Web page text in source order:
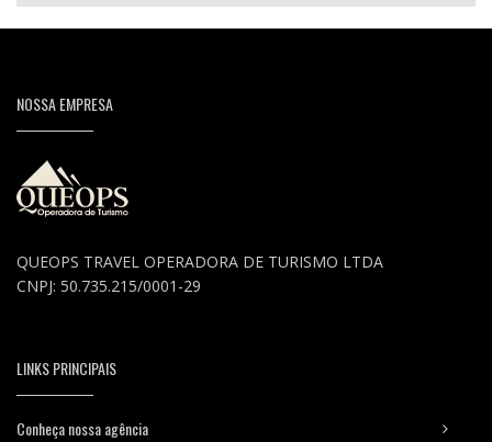
NOSSA EMPRESA
QUEOPS TRAVEL OPERADORA DE TURISMO LTDA
CNPJ: 50.735.215/0001-29
LINKS PRINCIPAIS
Conheça nossa agência